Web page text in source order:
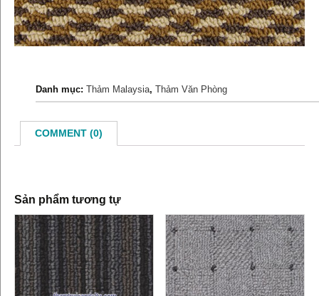
Danh mục: Thảm Malaysia, Thảm Văn Phòng
COMMENT (0)
Sản phẩm tương tự